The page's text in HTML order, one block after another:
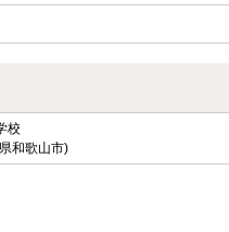
校
和歌山市)